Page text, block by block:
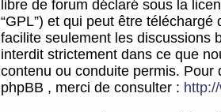
libre de forum déclaré sous la
“GPL”) et qui peut être téléchargé
facilite seulement les discussions
interdit strictement dans ce que
contenu ou conduite permis.
phpBB , merci de consulter :